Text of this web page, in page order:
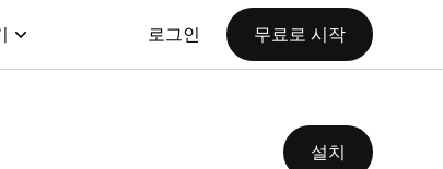
로그인 무료로 시작
설치